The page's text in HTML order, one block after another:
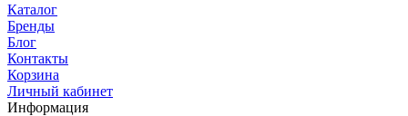
Каталог
Бренды
Блог
Контакты
Корзина
Личный кабинет
Информация